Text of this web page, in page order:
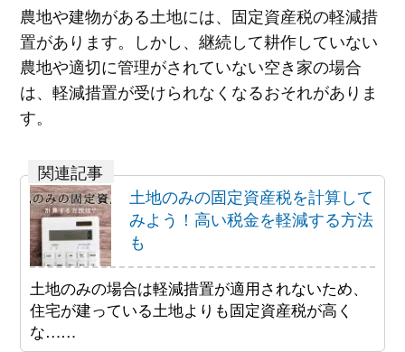
農地や建物がある土地には、固定資産税の軽減措
置があります。しかし、継続して耕作していない
農地や適切に管理がされていない空き家の場合
は、軽減措置が受けられなくなるおそれがありま
す。
土地のみの固定資産税を計算して
みよう！高い税金を軽減する方法
も
土地のみの場合は軽減措置が適用されないため、
住宅が建っている土地よりも固定資産税が高く
な……